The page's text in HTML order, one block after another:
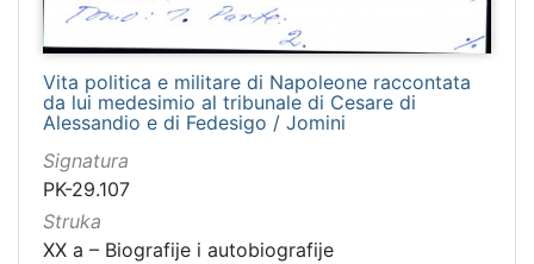
Slovinac 1884
Slovinac 1883
Jugosloven
L'avvenire
Epidauritano
Hrvatska Dubrava
Slovinac 1881
Vita politica e militare di Napoleone raccontata
da lui medesimio al tribunale di Cesare di
Alessandio e di Fedesigo / Jomini
Signatura
PK-29.107
Struka
XX a – Biografije i autobiografije